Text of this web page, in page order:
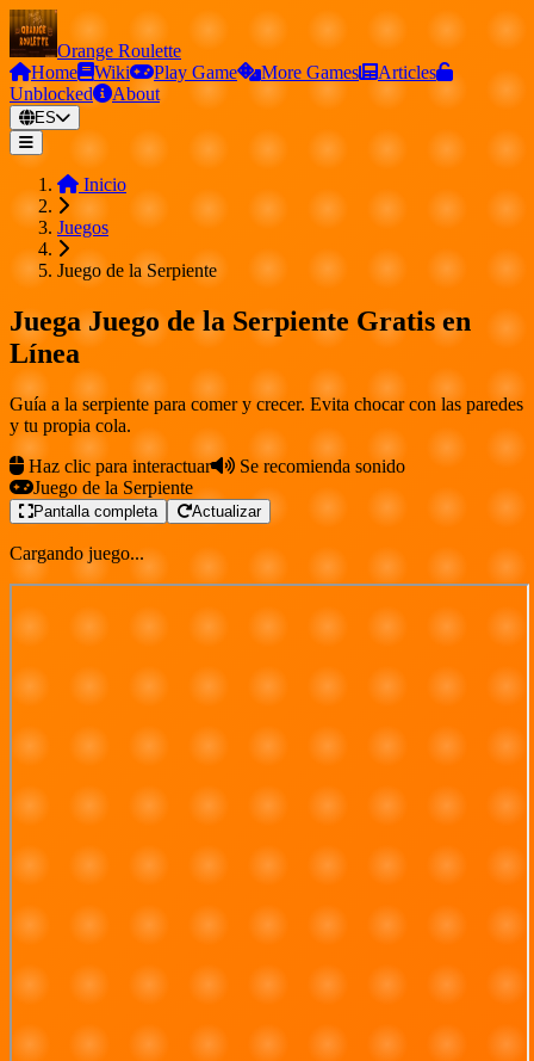
Orange Roulette
Home
Wiki Play Game More Games
Articles
Unblocked
About
ES
Inicio
Juegos
Juego de la Serpiente
Juega Juego de la Serpiente Gratis en
Línea
Guía a la serpiente para comer y crecer. Evita chocar con las paredes
y tu propia cola.
Haz clic para interactuar
Se recomienda sonido
Juego de la Serpiente
Pantalla completa Actualizar
Cargando juego...